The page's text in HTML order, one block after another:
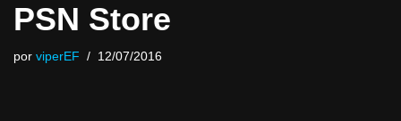
PSN Store
por viperEF 12/07/2016